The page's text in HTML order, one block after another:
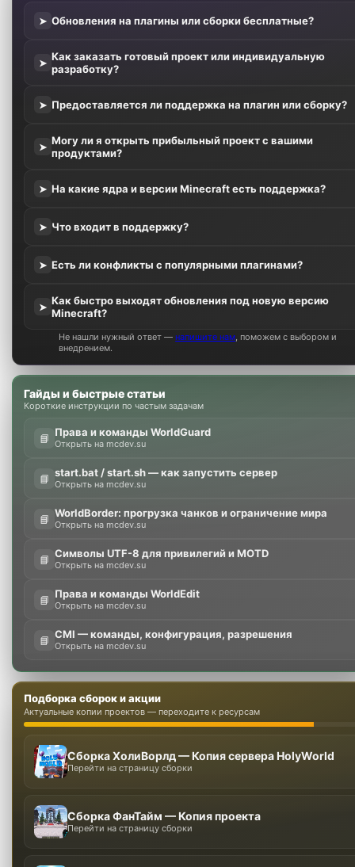
➤ Обновления на плагины или сборки бесплатные?
➤ Как заказать готовый проект или индивидуальную
разработку?
➤ Предоставляется ли поддержка на плагин или сборку?
➤ Могу ли я открыть прибыльный проект с вашими
продуктами?
➤ На какие ядра и версии Minecraft есть поддержка?
➤ Что входит в поддержку?
➤ Есть ли конфликты с популярными плагинами?
➤ Как быстро выходят обновления под новую версию
Minecraft?
Не нашли нужный ответ —напишите нам, поможем с выбором и
внедрением.
Гайды и быстрые статьи
Короткие инструкции по частым задачам
📘 Права и команды WorldGuard
Открыть на mcdev.su
📘 start.bat / start.sh — как запустить сервер
Открыть на mcdev.su
📘 WorldBorder: прогрузка чанков и ограничение мира
Открыть на mcdev.su
📘 Символы UTF-8 для привилегий и MOTD
Открыть на mcdev.su
📘 Права и команды WorldEdit
Открыть на mcdev.su
📘 CMI — команды, конфигурация, разрешения
Открыть на mcdev.su
Подборка сборок и акции
Актуальные копии проектов — переходите к ресурсам
Сборка ХолиВорлд — Копия сервера HolyWorld
Перейти на страницу сборки
Сборка ФанТайм — Копия проекта
Перейти на страницу сборки